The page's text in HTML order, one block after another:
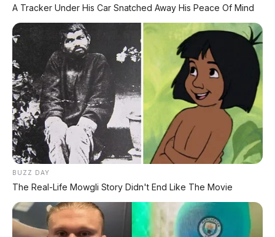
Huawei AITO M9: SUV Premium 903 HP dengan
Teknologi Huawei Full-Stack
Xpeng GX: SUV Full-Size Premium dengan AI Turing &
Range 1.585 Km
BYD Leopard 8: SUV Off-Road PHEV 748 HP Siap
Tantang Land Cruiser!
MG 4X: SUV Listrik Kompak dengan Baterai Semi-
Solid-State & Range 610 Km
Maextro V800: MPV Ultra-Mewah EREV 531 HP
Penantang Toyota Alphard
A Tracker Under His Car Snatched Away His Peace Of Mind
BUZZ DAY
The Real-Life Mowgli Story Didn't End Like The Movie